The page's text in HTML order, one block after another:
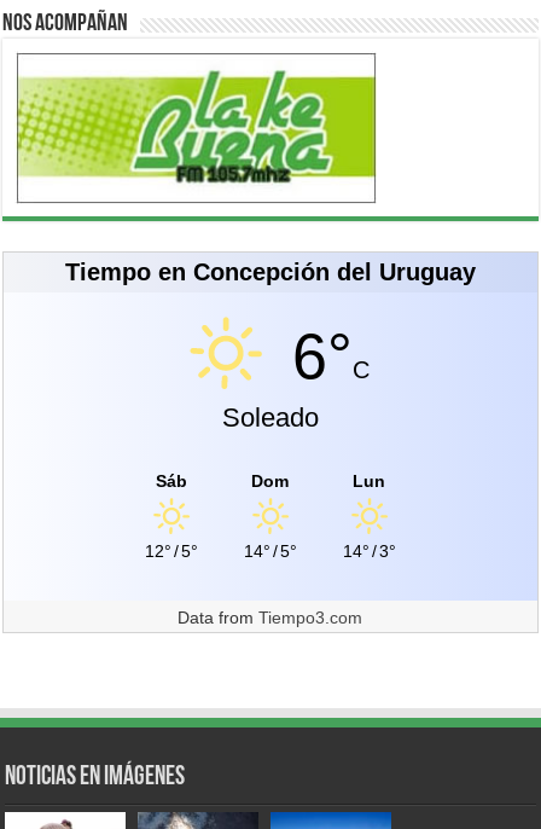
Nos acompañan
Tiempo en Concepción del Uruguay
6°C
Soleado
Sáb
12°/5°
Dom
14°/5°
Lun
14°/3°
Data fromTiempo3.com
Noticias en Imágenes